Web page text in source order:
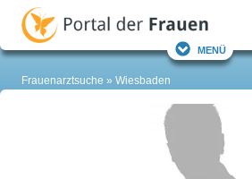
Menü
Frauenarztsuche Wiesbaden